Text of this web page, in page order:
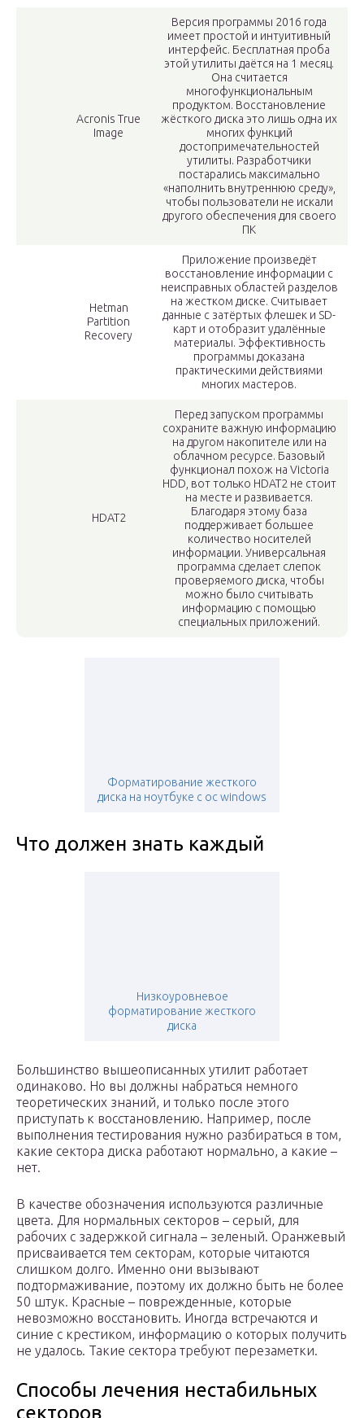
Acronis True
Image
Версия программы 2016 года
имеет простой и интуитивный
интерфейс. Бесплатная проба
этой утилиты даётся на 1 месяц.
Она считается
многофункциональным
продуктом. Восстановление
жёсткого диска это лишь одна их
многих функций
достопримечательностей
утилиты. Разработчики
постарались максимально
«наполнить внутреннюю среду»,
чтобы пользователи не искали
другого обеспечения для своего
ПК
Hetman
Partition
Recovery
Приложение произведёт
восстановление информации с
неисправных областей разделов
на жестком диске. Считывает
данные с затёртых флешек и SD-
карт и отобразит удалённые
материалы. Эффективность
программы доказана
практическими действиями
многих мастеров.
HDAT2
Перед запуском программы
сохраните важную информацию
на другом накопителе или на
облачном ресурсе. Базовый
функционал похож на Victoria
HDD, вот только HDAT2 не стоит
на месте и развивается.
Благодаря этому база
поддерживает большее
количество носителей
информации. Универсальная
программа сделает слепок
проверяемого диска, чтобы
можно было считывать
информацию с помощью
специальных приложений.
Форматирование жесткого
диска на ноутбуке с ос windows
Что должен знать каждый
Низкоуровневое
форматирование жесткого
диска
Большинство вышеописанных утилит работает
одинаково. Но вы должны набраться немного
теоретических знаний, и только после этого
приступать к восстановлению. Например, после
выполнения тестирования нужно разбираться в том,
какие сектора диска работают нормально, а какие –
нет.
В качестве обозначения используются различные
цвета. Для нормальных секторов – серый, для
рабочих с задержкой сигнала – зеленый. Оранжевый
присваивается тем секторам, которые читаются
слишком долго. Именно они вызывают
подтормаживание, поэтому их должно быть не более
50 штук. Красные – поврежденные, которые
невозможно восстановить. Иногда встречаются и
синие с крестиком, информацию о которых получить
не удалось. Такие сектора требуют перезаметки.
Способы лечения нестабильных
секторов